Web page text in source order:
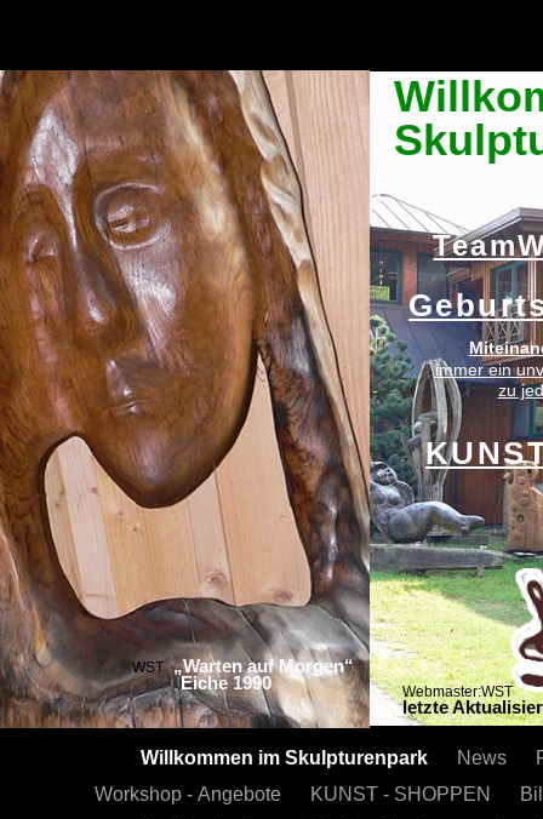
Willkommen im Skulpturenpark News
Workshop - Angebote
KUNST - SHOPPEN
Webmaster:WST
letzte
WST„Warten auf Morgen“
Eiche 1990
immer ein
-
zu